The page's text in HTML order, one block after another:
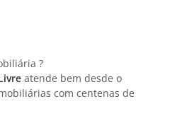
?
atende bem desde o
com centenas de